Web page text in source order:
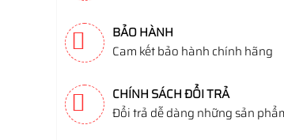
BẢO HÀNH
Cam kết bảo hành chính hãng
CHÍNH SÁCH ĐỔI TRẢ
Đổi trả dễ dàng những sản